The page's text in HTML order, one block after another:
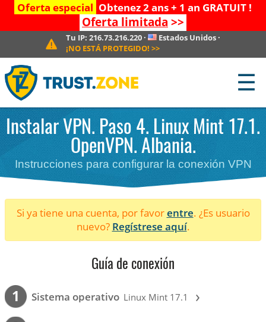
Oferta especial Obtenez 2 ans + 1 an GRATUIT !
Oferta limitada >>
Tu IP: 216.73.216.220· Estados Unidos ·
¡NO ESTÁ PROTEGIDO! >>
☰
Instalar VPN. Paso 4. Linux Mint 17.1.
OpenVPN. Albania.
Instrucciones para configurar la conexión VPN
Si ya tiene una cuenta, por favorentre. ¿Es usuario
nuevo? Regístrese aquí.
Guía de conexión
1 Sistema operativo Linux Mint 17.1 ›